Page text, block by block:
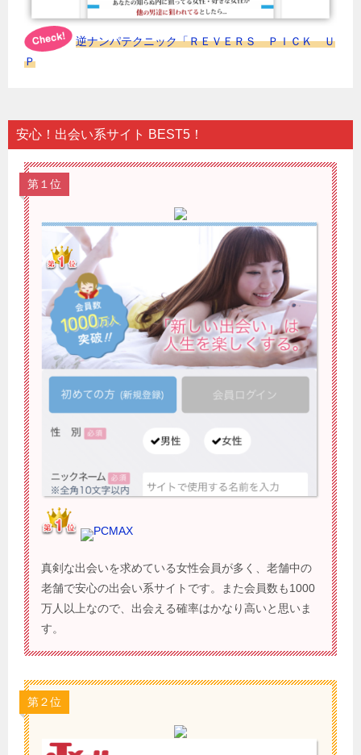
逆ナンパテクニック「ＲＥＶＥＲＳ ＰＩＣＫ Ｕ
Ｐ
安心！出会い系サイト BEST5！
第１位
PCMAX
真剣な出会いを求めている女性会員が多く、老舗中の
老舗で安心の出会い系サイトです。また会員数も1000
万人以上なので、出会える確率はかなり高いと思いま
す。
第２位